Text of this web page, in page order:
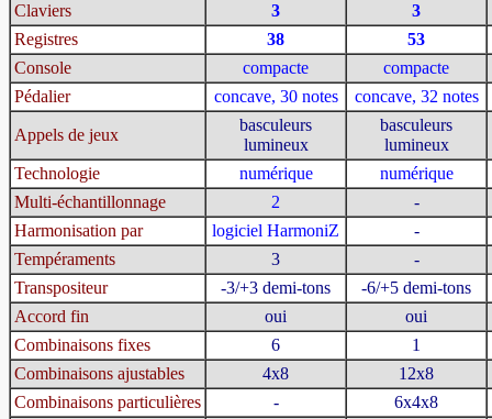
Claviers 3
3
Registres
38
53
Console
compacte
compacte
Pédalier
concave, 30 notes concave, 32 notes
Appels de jeux
basculeurs
lumineux
basculeurs
lumineux
Technologie
numérique
numérique
Multi-échantillonnage
2
-
Harmonisation par
logiciel HarmoniZ
-
Tempéraments
3
-
Transpositeur
-3/+3 demi-tons
-6/+5 demi-tons
Accord fin
oui
oui
Combinaisons fixes
6
1
Combinaisons ajustables
4x8
12x8
Combinaisons particulières
-
6x4x8